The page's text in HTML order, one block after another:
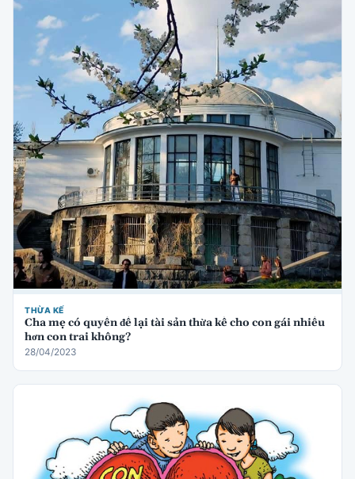
THỪA KẾ
Cha mẹ có quyền để lại tài sản thừa kế cho con gái nhiều
hơn con trai không?
28/04/2023